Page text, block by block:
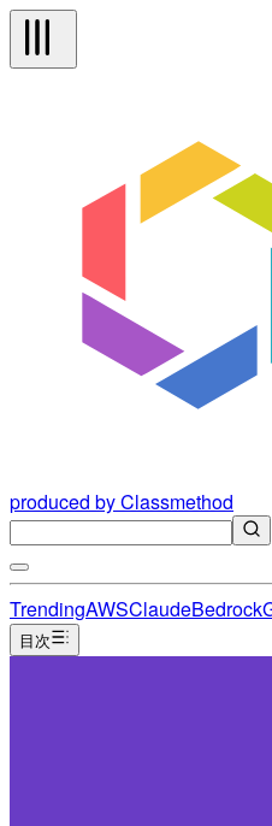
produced by Classmethod
TrendingAWSClaudeBedrock
目次